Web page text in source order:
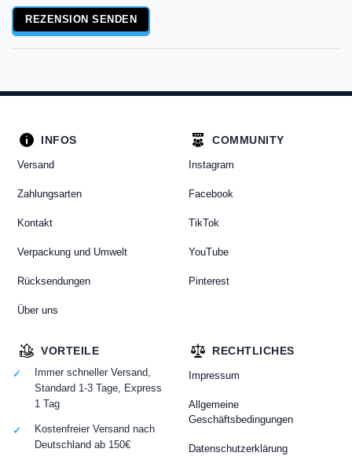
REZENSION SENDEN
INFOS
Versand
Zahlungsarten
Kontakt
Verpackung und Umwelt
Rücksendungen
Über uns
COMMUNITY
Instagram
Facebook
TikTok
YouTube
Pinterest
RECHTLICHES
Impressum
Allgemeine
Geschäftsbedingungen
Datenschutzerklärung
VORTEILE
Immer schneller Versand,
Standard 1-3 Tage, Express
1 Tag
Kostenfreier Versand nach
Deutschland ab 150€